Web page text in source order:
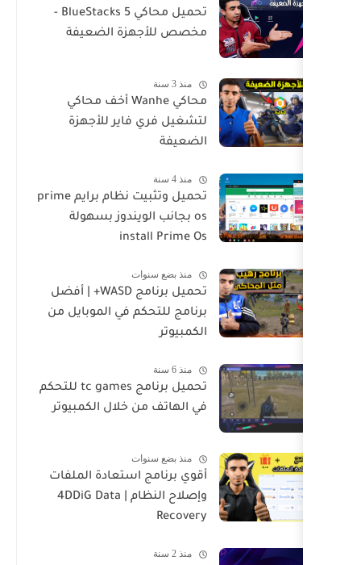
تحميل محاكي BlueStacks 5 -
مخصص للأجهزة الضعيفة
محاكي Wanhe أخف محاكي
لتشغيل فري فاير للأجهزة
الضعيفة
تحميل وتثبيت نظام برايم prime
os بجانب الويندوز بسهولة
install Prime Os
منذ بضع سنوات
تحميل برنامج WASD+ | أفضل
برنامج للتحكم في الموبايل من
الكمبيوتر
تحميل برنامج tc games للتحكم
في الهاتف من خلال الكمبيوتر
منذ بضع سنوات
أقوي برنامج استعادة الملفات
وإصلاح النظام | 4DDiG Data
Recovery